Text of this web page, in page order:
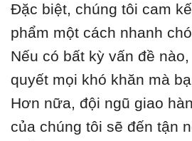
Đặc biệt, chúng tôi cam
phẩm một cách nhanh
Nếu có bất kỳ vấn đề
quyết mọi khó khăn mà
Hơn nữa, đội ngũ giao
của chúng tôi sẽ đến tận